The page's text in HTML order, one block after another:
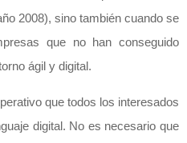
2008), sino también cuando se
que no han conseguido
ágil y digital.
que todos los interesados
digital. No es necesario que